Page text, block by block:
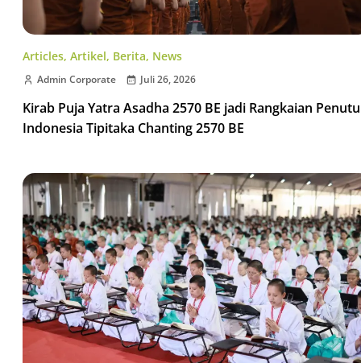
Articles, Artikel, Berita, News
Admin Corporate Juli 26, 2026
Kirab Puja Yatra Asadha 2570 BE jadi Rangkaian
Indonesia Tipitaka Chanting 2570 BE